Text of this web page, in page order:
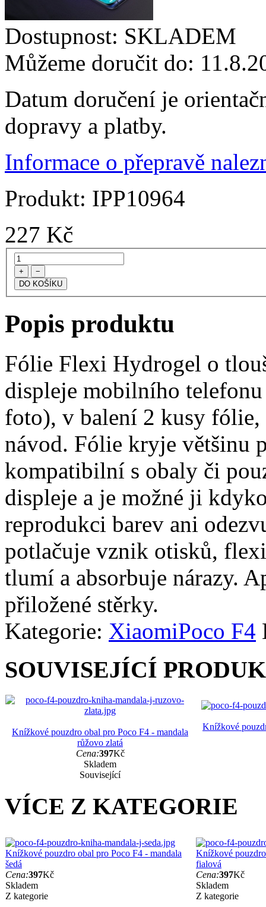
Dostupnost: SKLADEM
Můžeme doručit do:
Datum doručení je
dopravy a platby.
Informace o přepravě
Produkt: IPP10964
227 Kč
+ −
Popis produktu
Fólie Flexi Hydrogel o
displeje mobilního
foto), v balení 2 kusy fólie,
návod. Fólie kryje většinu
kompatibilní s obaly či
displeje a je možné ji
reprodukci barev ani
potlačuje vznik otisků,
tlumí a absorbuje nárazy.
přiložené stěrky.
Kategorie: XiaomiPoco F4
SOUVISEJÍCÍ
Knížkové pouzdro obal pro Poco F4 - mandala
růžovo zlatá
Cena:397Kč
Skladem
Související
Knížkové
VÍCE Z KATEGORIE
Knížkové pouzdro obal pro Poco F4 - mandala
šedá
Cena:397Kč
Skladem
Z kategorie
Knížkové
fialová
Cena:397Kč
Skladem
Z kategorie